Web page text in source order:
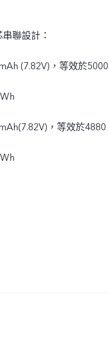
聯設計：
(7.82V)，等效於
，等效於4880